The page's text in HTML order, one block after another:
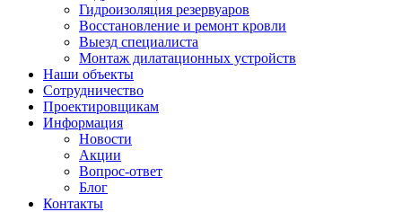
Гидроизоляция резервуаров
Восстановление и ремонт кровли
Выезд специалиста
Монтаж дилатационных устройств
Наши объекты
Сотрудничество
Проектировщикам
Информация
Новости
Акции
Вопрос-ответ
Блог
Контакты